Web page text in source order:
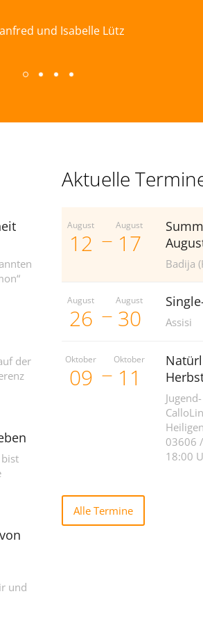
und Isabelle Lütz
der
und
Aktuelle
August
12
August
17
Badija
August
26
August
30 Assisi
Oktober
09
Oktober
11
03606
18:00
Alle Termine